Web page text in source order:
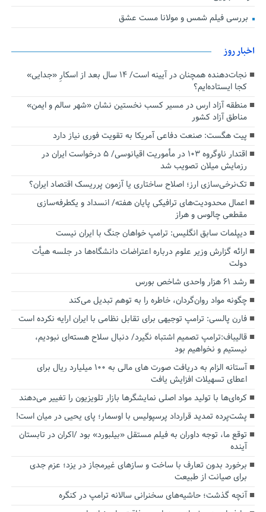
بررسی فیلم شمس و مولانا مست عشق
اخبار روز
نجات‌دهنده‌ همچنان در آیینه است/ ۱۴ سال بعد از اسکارِ «جدایی»
کجا ایستاده‌ایم؟
منطقه آزاد ارس در مسیر کسب نخستین نشان «شهر سالم و ایمن»
مناطق آزاد کشور
پیت هگست: صنعت دفاعی آمریکا به تقویت فوری نیاز دارد
اقتدار ناوگروه ۱۰۳ در مأموریت‌ اقیانوسی/ ۵ درخواست ایران در
رزمایش میلان تصویب شد
تک‌نرخی‌سازی ارز؛ اصلاح ساختاری یا آزمون پرریسک اقتصاد ایران؟
اعمال محدودیت‌های ترافیکی پایان هفته/ انسداد و یکطرفه‌سازی
مقطعی چالوس و هراز
دیپلمات سابق انگلیس:‌ ترامپ خواهان جنگ با ایران نیست
ارائه گزارش وزیر علوم درباره اعتراضات دانشگاه‌ها در جلسه هیأت
دولت
رشد ۶۱ هزار واحدی شاخص بورس
چگونه مواد روان‌گردان، خاطره را به توهم تبدیل می‌کند
فارن پالسی: ترامپ توجیهی برای تقابل نظامی با ایران ارایه نکرده است
قالیباف:ترامپ تصمیم اشتباه نگیرد/ دنبال سلاح هسته‌ای نبودیم،
نیستیم و نخواهیم بود
آستانه الزام به دریافت صورت های مالی به ۱۰۰ میلیارد ریال برای
اعطای تسهیلات افزایش یافت
کره‌ای‌ها با تولید مواد اصلی نمایشگرها بازار تلویزیون را تغییر می‌دهند
پشت‌پرده تمدید قرارداد پرسپولیس با اوسمار؛ پای یحیی در میان است!
توقع ما، توجه داوران به فیلم مستقل «بیلبورد» بود /اکران در تابستان
آینده
برخورد بدون تعارف با ساخت‌ و سازهای غیرمجاز در یزد؛ عزم جدی
برای صیانت از طبیعت
آنچه گذشت؛ حاشیه‌های سخنرانی سالانه ترامپ در کنگره